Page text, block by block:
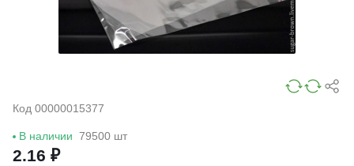
Код 00000015377
В наличии 79500 шт
2.16 ₽